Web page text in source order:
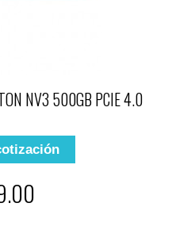
NV3 500GB PCIE 4.0